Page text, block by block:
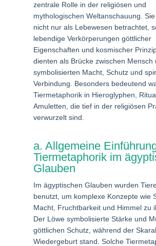
zentrale Rolle in der religiösen und
mythologischen Weltanschauung.
nicht nur als Lebewesen betrachtet,
lebendige Verkörperungen göttlicher
Eigenschaften und kosmischer
dienten als Brücke zwischen Mensch
symbolisierten Macht, Schutz und
Verbindung. Besonders bedeutend
Tiermetaphorik in Hieroglyphen,
Amuletten, die tief in der religiösen
verwurzelt sind.
a. Allgemeine
Tiermetaphorik im
Glauben
Im ägyptischen Glauben wurden
benutzt, um komplexe Konzepte wie
Macht, Fruchtbarkeit und Himmel zu
Der Löwe symbolisierte Stärke und
göttlichen Schutz, während der
Wiedergeburt stand. Solche